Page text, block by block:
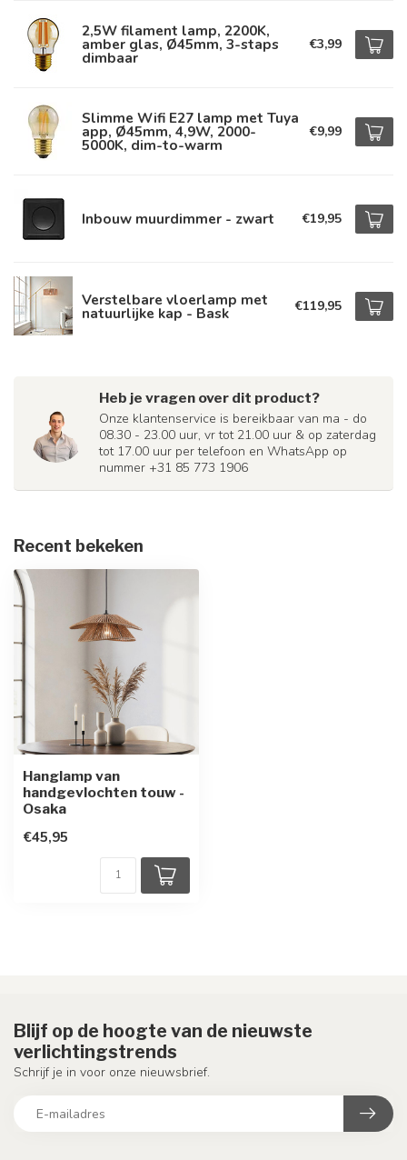
2,5W filament lamp, 2200K,
amber glas, Ø45mm, 3-staps
dimbaar
€3,99
Slimme Wifi E27 lamp met Tuya
app, Ø45mm, 4,9W, 2000-
5000K, dim-to-warm
€9,99
Inbouw muurdimmer - zwart €19,95
Verstelbare vloerlamp met
natuurlijke kap - Bask €119,95
Heb je vragen over dit product?
Onze klantenservice is bereikbaar van ma - do
08.30 - 23.00 uur, vr tot 21.00 uur & op zaterdag
tot 17.00 uur per telefoon en WhatsApp op
nummer +31 85 773 1906
Recent bekeken
Hanglamp van
handgevlochten touw -
Osaka
€45,95
Blijf op de hoogte van de nieuwste
verlichtingstrends
Schrijf je in voor onze nieuwsbrief.